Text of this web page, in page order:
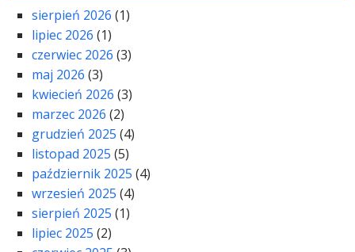
sierpień 2026 (1)
lipiec 2026 (1)
czerwiec 2026 (3)
maj 2026 (3)
kwiecień 2026 (3)
marzec 2026 (2)
grudzień 2025 (4)
listopad 2025 (5)
październik 2025 (4)
wrzesień 2025 (4)
sierpień 2025 (1)
lipiec 2025 (2)